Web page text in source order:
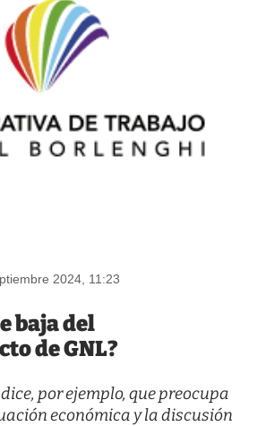
2024, 11:23
baja del
de GNL?
por ejemplo, que preocupa
económica y la discusión